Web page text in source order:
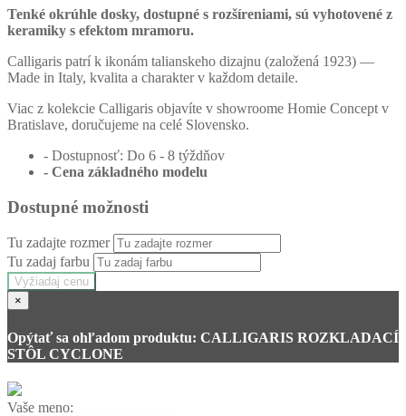
Tenké okrúhle dosky, dostupné s rozšíreniami, sú vyhotovené z
keramiky s efektom mramoru.
Calligaris patrí k ikonám talianskeho dizajnu (založená 1923) —
Made in Italy, kvalita a charakter v každom detaile.
Viac z kolekcie Calligaris objavíte v showroome Homie Concept v
Bratislave, doručujeme na celé Slovensko.
- Dostupnosť: Do 6 - 8 týždňov
- Cena základného modelu
Dostupné možnosti
Tu zadajte rozmer
Tu zadaj farbu
Vyžiadaj cenu
×
Opýtať sa ohľadom produktu: CALLIGARIS ROZKLADACÍ
STÔL CYCLONE
Vaše meno: